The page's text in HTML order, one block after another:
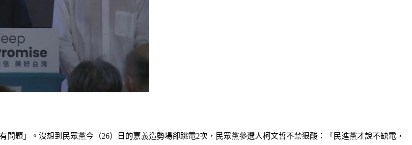
題」。沒想到民眾黨今（26）日的嘉義造勢場卻跳電2次，民眾黨參選人柯文哲不禁狠酸：「民進黨才說不缺電，